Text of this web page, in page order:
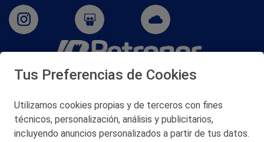
San Martín 5-Edificio Muñatones,
© 2026 Petronor S.A.
Tus Preferencias de Cookies
Utilizamos cookies propias y de terceros con fines
técnicos, personalización, análisis y publicitarios,
incluyendo anuncios personalizados a partir de tus datos.